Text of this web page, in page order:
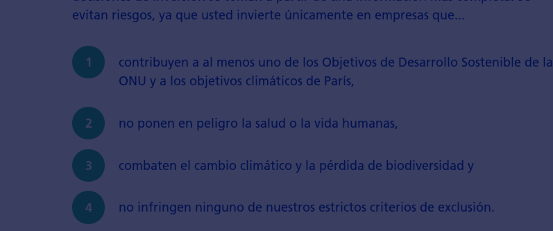
evitan riesgos, ya que usted invierte únicamente en empresas que...
contribuyen a al menos uno de los Objetivos de Desarrollo Sostenible de la
ONU y a los objetivos climáticos de París,
no ponen en peligro la salud o la vida humanas,
combaten el cambio climático y la pérdida de biodiversidad y
no infringen ninguno de nuestros estrictos criterios de exclusión.